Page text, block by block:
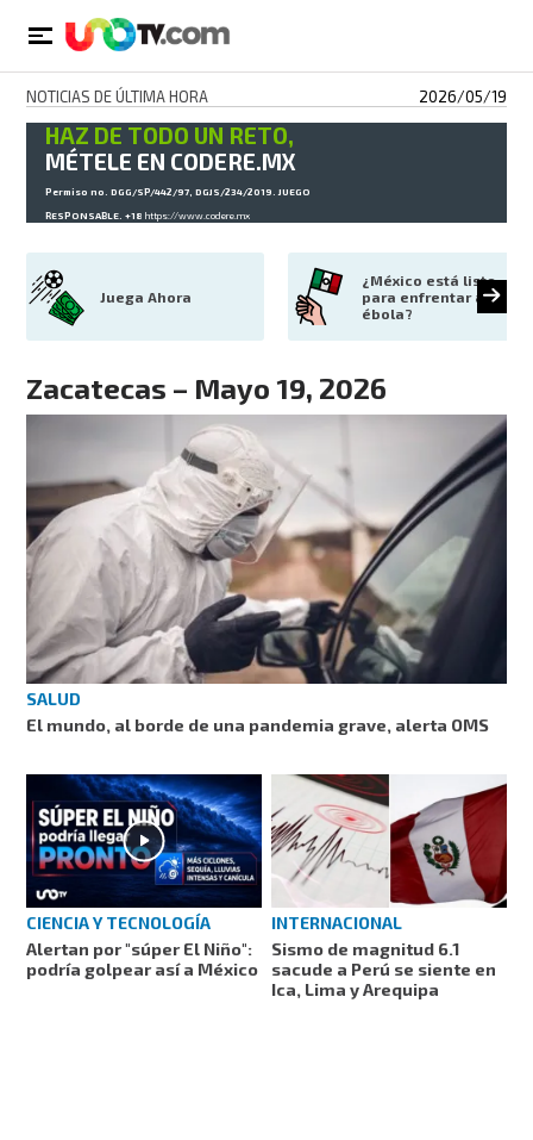
NOTICIAS DE ÚLTIMA HORA 2026/05/19
HAZ DE TODO UN RETO,
MÉTELE EN CODERE.MX
Permiso no. DGG/SP/442/97, DGJS/234/2019. JUEGO
RESPONSABLE. +18https://www.codere.mx
Juega Ahora
¿México está listo
para enfrentar al
ébola?
Zacatecas – Mayo 19, 2026
SALUD
El mundo, al borde de una pandemia grave, alerta OMS
CIENCIA Y TECNOLOGÍA
Alertan por "súper El Niño":
podría golpear así a México
INTERNACIONAL
Sismo de magnitud 6.1
sacude a Perú se siente en
Ica, Lima y Arequipa